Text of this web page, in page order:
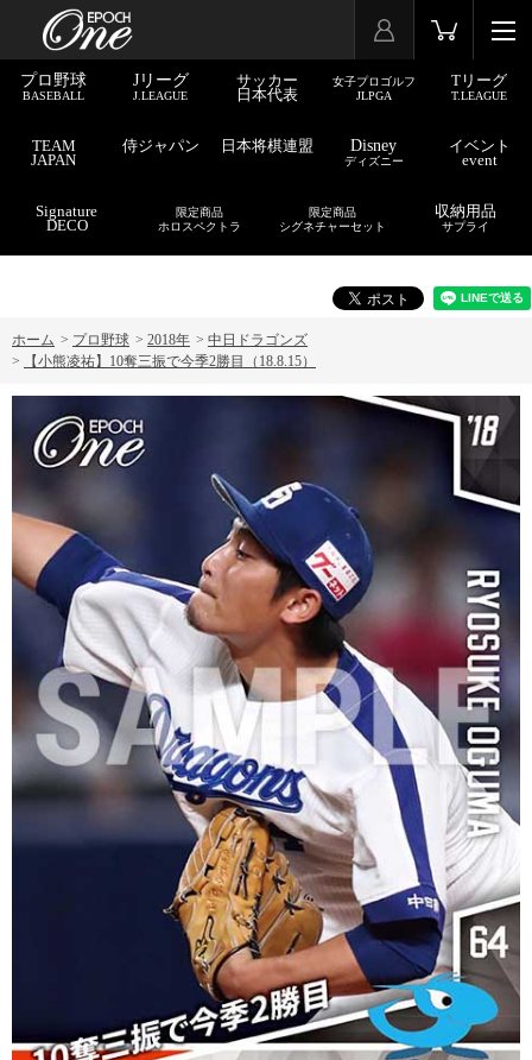
プロ野球
BASEBALL
Jリーグ
J.LEAGUE
サッカー
日本代表
女子プロゴルフ
JLPGA
Tリーグ
T.LEAGUE
TEAM
JAPAN
侍ジャパン 日本将棋連盟 Disney
ディズニー
イベント
event
Signature
DECO
限定商品
ホロスペクトラ
限定商品
シグネチャーセット
収納用品
サプライ
ホーム > プロ野球 > 2018年 > 中日ドラゴンズ
>
【小熊凌祐】10奪三振で今季2勝目（18.8.15）